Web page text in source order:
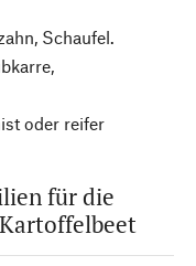
Schaufel.
oder reifer
für die